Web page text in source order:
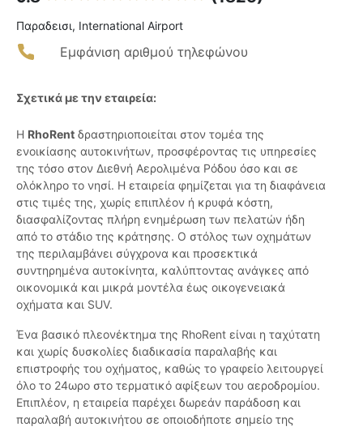
Παραδεισι, International Airport
Εμφάνιση αριθμού τηλεφώνου
Σχετικά με την εταιρεία:
Η RhoRent δραστηριοποιείται στον τομέα της
ενοικίασης αυτοκινήτων, προσφέροντας τις υπηρεσίες
της τόσο στον Διεθνή Αερολιμένα Ρόδου όσο και σε
ολόκληρο το νησί. Η εταιρεία φημίζεται για τη διαφάνεια
στις τιμές της, χωρίς επιπλέον ή κρυφά κόστη,
διασφαλίζοντας πλήρη ενημέρωση των πελατών ήδη
από το στάδιο της κράτησης. Ο στόλος των οχημάτων
της περιλαμβάνει σύγχρονα και προσεκτικά
συντηρημένα αυτοκίνητα, καλύπτοντας ανάγκες από
οικονομικά και μικρά μοντέλα έως οικογενειακά
οχήματα και SUV.
Ένα βασικό πλεονέκτημα της RhoRent είναι η ταχύτατη
και χωρίς δυσκολίες διαδικασία παραλαβής και
επιστροφής του οχήματος, καθώς το γραφείο λειτουργεί
όλο το 24ωρο στο τερματικό αφίξεων του αεροδρομίου.
Επιπλέον, η εταιρεία παρέχει δωρεάν παράδοση και
παραλαβή αυτοκινήτου σε οποιοδήποτε σημείο της